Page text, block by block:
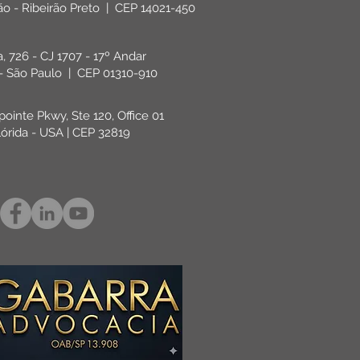
- Ribeirão Preto | CEP 14021-450
726 - CJ 1707 - 17º Andar
São Paulo | CEP 01310-910
Pkwy, Ste 120, Office 01
- USA | CEP 32819